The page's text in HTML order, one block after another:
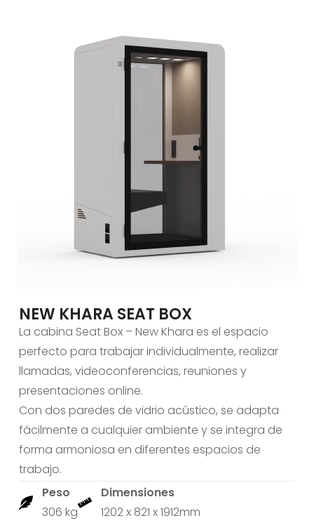
NEW KHARA SEAT BOX
La cabina Seat Box – New Khara es el espacio
perfecto para trabajar individualmente, realizar
llamadas, videoconferencias, reuniones y
presentaciones online.
Con dos paredes de vidrio acústico, se adapta
fácilmente a cualquier ambiente y se integra de
forma armoniosa en diferentes espacios de
trabajo.
Peso
306 kg
Dimensiones
1202 x 821 x 1912mm